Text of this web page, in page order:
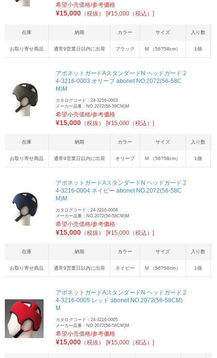
希望小売価格/参考価格
¥15,000 （税抜） [¥15,000（税込）]
在庫 納期 カラー サイズ 入り数
お取り寄せ商品 通常9営業日以内に出荷 ブラック M （56?58cm） 1個
アボネットガードAスタンダードN ヘッドガード 2
4-3216-0003 オリーブ abonet NO.2072(56-58C
M)M
カタログコード：24-3216-0003
メーカー品番：NO.2072(56-58CM)M
希望小売価格/参考価格
¥15,000 （税抜） [¥15,000（税込）]
在庫 納期 カラー サイズ 入り数
お取り寄せ商品 通常9営業日以内に出荷 オリーブ M （56?58cm） 1個
アボネットガードAスタンダードN ヘッドガード 2
4-3216-0004 ネイビー abonet NO.2072(56-58C
M)M
カタログコード：24-3216-0004
メーカー品番：NO.2072(56-58CM)M
希望小売価格/参考価格
¥15,000 （税抜） [¥15,000（税込）]
在庫 納期 カラー サイズ 入り数
お取り寄せ商品 通常9営業日以内に出荷 ネイビー M （56?58cm） 1個
アボネットガードAスタンダードN ヘッドガード 2
4-3216-0005 レッド abonet NO.2072(56-58CM)
M
カタログコード：24-3216-0005
メーカー品番：NO.2072(56-58CM)M
希望小売価格/参考価格
¥15,000 （税抜） [¥15,000（税込）]